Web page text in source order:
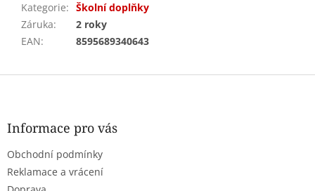
Kategorie: Školní doplňky
Záruka:
2 roky
EAN: 8595689340643
Z
Informace pro vás
Obchodní podmínky
Reklamace a vrácení